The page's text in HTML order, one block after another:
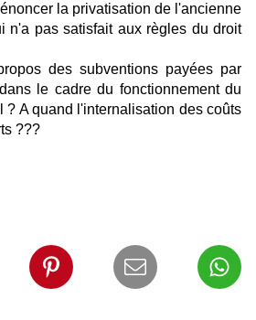
la privatisation de l'ancienne
n'a pas satisfait aux règles du droit
des subventions payées par
le cadre du fonctionnement du
? A quand l'internalisation des coûts
???